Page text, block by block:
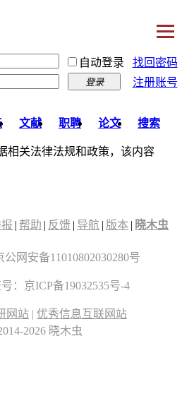
自动登录
找回密码
登录 注册账号
文献 职聘 论文 搜索
相关法律法规和政策，该内容
| 帮助 | 反馈 | 导航 | 版本 | 晓木虫
网安备11010802030280号
：京ICP备19032535号-4
网站 | 优秀信息互联网站
2026 晓木虫